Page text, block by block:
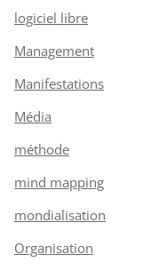
logiciel libre
Management
Manifestations
Média
méthode
mind mapping
mondialisation
Organisation